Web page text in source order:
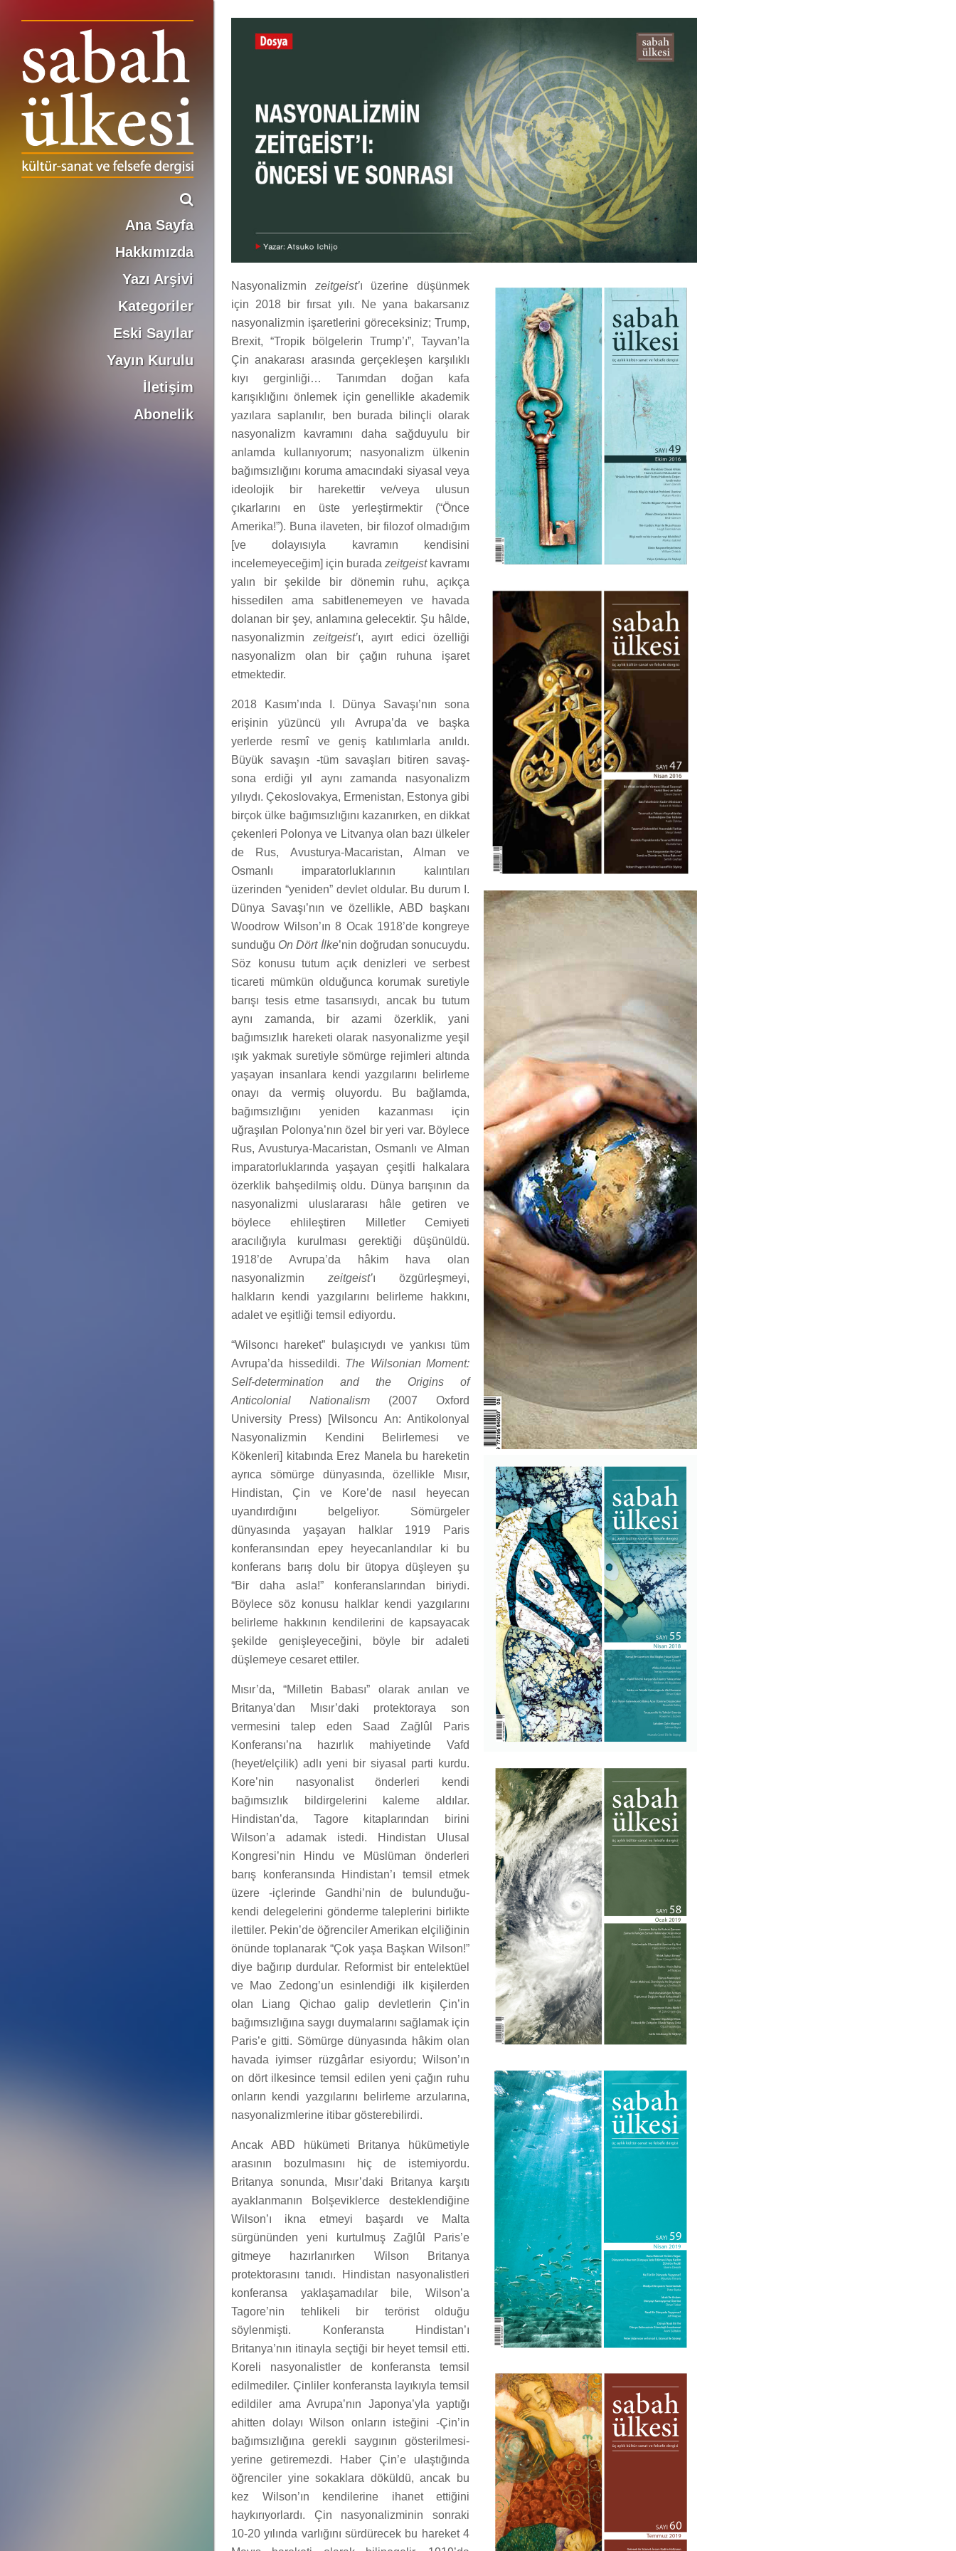
Ana Sayfa
Hakkımızda
Yazı Arşivi
Kategoriler
Eski Sayılar
Yayın Kurulu
İletişim
Abonelik
Nasyonalizmin zeitgeist’ı üzerine düşünmek
için 2018 bir fırsat yılı. Ne yana bakarsanız
nasyonalizmin işaretlerini göreceksiniz; Trump,
Brexit, “Tropik bölgelerin Trump’ı”, Tayvan’la
Çin anakarası arasında gerçekleşen karşılıklı
kıyı gerginliği… Tanımdan doğan kafa
karışıklığını önlemek için genellikle akademik
yazılara saplanılır, ben burada bilinçli olarak
nasyonalizm kavramını daha sağduyulu bir
anlamda kullanıyorum; nasyonalizm ülkenin
bağımsızlığını koruma amacındaki siyasal veya
ideolojik bir harekettir ve/veya ulusun
çıkarlarını en üste yerleştirmektir (“Önce
Amerika!”). Buna ilaveten, bir filozof olmadığım
[ve dolayısıyla kavramın kendisini
incelemeyeceğim] için burada zeitgeistkavramı
yalın bir şekilde bir dönemin ruhu, açıkça
hissedilen ama sabitlenemeyen ve havada
dolanan bir şey, anlamına gelecektir. Şu hâlde,
nasyonalizmin zeitgeist’ı, ayırt edici özelliği
nasyonalizm olan bir çağın ruhuna işaret
etmektedir.
2018 Kasım’ında I. Dünya Savaşı’nın sona
erişinin yüzüncü yılı Avrupa’da ve başka
yerlerde resmî ve geniş katılımlarla anıldı.
Büyük savaşın -tüm savaşları bitiren savaş-
sona erdiği yıl aynı zamanda nasyonalizm
yılıydı. Çekoslovakya, Ermenistan, Estonya gibi
birçok ülke bağımsızlığını kazanırken, en dikkat
çekenleri Polonya ve Litvanya olan bazı ülkeler
de Rus, Avusturya-Macaristan, Alman ve
Osmanlı imparatorluklarının kalıntıları
üzerinden “yeniden” devlet oldular. Bu durum I.
Dünya Savaşı’nın ve özellikle, ABD başkanı
Woodrow Wilson’ın 8 Ocak 1918’de kongreye
sunduğu On Dört İlke’nin doğrudan sonucuydu.
Söz konusu tutum açık denizleri ve serbest
ticareti mümkün olduğunca korumak suretiyle
barışı tesis etme tasarısıydı, ancak bu tutum
aynı zamanda, bir azami özerklik, yani
bağımsızlık hareketi olarak nasyonalizme yeşil
ışık yakmak suretiyle sömürge rejimleri altında
yaşayan insanlara kendi yazgılarını belirleme
onayı da vermiş oluyordu. Bu bağlamda,
bağımsızlığını yeniden kazanması için
uğraşılan Polonya’nın özel bir yeri var. Böylece
Rus, Avusturya-Macaristan, Osmanlı ve Alman
imparatorluklarında yaşayan çeşitli halkalara
özerklik bahşedilmiş oldu. Dünya barışının da
nasyonalizmi uluslararası hâle getiren ve
böylece ehlileştiren Milletler Cemiyeti
aracılığıyla kurulması gerektiği düşünüldü.
1918’de Avrupa’da hâkim hava olan
nasyonalizmin zeitgeist’ı özgürleşmeyi,
halkların kendi yazgılarını belirleme hakkını,
adalet ve eşitliği temsil ediyordu.
“Wilsoncı hareket” bulaşıcıydı ve yankısı tüm
Avrupa’da hissedildi. The Wilsonian Moment:
Self-determination and the Origins of
Anticolonial Nationalism (2007 Oxford
University Press) [Wilsoncu An: Antikolonyal
Nasyonalizmin Kendini Belirlemesi ve
Kökenleri] kitabında Erez Manela bu hareketin
ayrıca sömürge dünyasında, özellikle Mısır,
Hindistan, Çin ve Kore’de nasıl heyecan
uyandırdığını belgeliyor. Sömürgeler
dünyasında yaşayan halklar 1919 Paris
konferansından epey heyecanlandılar ki bu
konferans barış dolu bir ütopya düşleyen şu
“Bir daha asla!” konferanslarından biriydi.
Böylece söz konusu halklar kendi yazgılarını
belirleme hakkının kendilerini de kapsayacak
şekilde genişleyeceğini, böyle bir adaleti
düşlemeye cesaret ettiler.
Mısır’da, “Milletin Babası” olarak anılan ve
Britanya’dan Mısır’daki protektoraya son
vermesini talep eden Saad Zağlûl Paris
Konferansı’na hazırlık mahiyetinde Vafd
(heyet/elçilik) adlı yeni bir siyasal parti kurdu.
Kore’nin nasyonalist önderleri kendi
bağımsızlık bildirgelerini kaleme aldılar.
Hindistan’da, Tagore kitaplarından birini
Wilson’a adamak istedi. Hindistan Ulusal
Kongresi’nin Hindu ve Müslüman önderleri
barış konferansında Hindistan’ı temsil etmek
üzere -içlerinde Gandhi’nin de bulunduğu-
kendi delegelerini gönderme taleplerini birlikte
ilettiler. Pekin’de öğrenciler Amerikan elçiliğinin
önünde toplanarak “Çok yaşa Başkan Wilson!”
diye bağırıp durdular. Reformist bir entelektüel
ve Mao Zedong’un esinlendiği ilk kişilerden
olan Liang Qichao galip devletlerin Çin’in
bağımsızlığına saygı duymalarını sağlamak için
Paris’e gitti. Sömürge dünyasında hâkim olan
havada iyimser rüzgârlar esiyordu; Wilson’ın
on dört ilkesince temsil edilen yeni çağın ruhu
onların kendi yazgılarını belirleme arzularına,
nasyonalizmlerine itibar gösterebilirdi.
Ancak ABD hükümeti Britanya hükümetiyle
arasının bozulmasını hiç de istemiyordu.
Britanya sonunda, Mısır’daki Britanya karşıtı
ayaklanmanın Bolşeviklerce desteklendiğine
Wilson’ı ikna etmeyi başardı ve Malta
sürgününden yeni kurtulmuş Zağlûl Paris’e
gitmeye hazırlanırken Wilson Britanya
protektorasını tanıdı. Hindistan nasyonalistleri
konferansa yaklaşamadılar bile, Wilson’a
Tagore’nin tehlikeli bir terörist olduğu
söylenmişti. Konferansta Hindistan’ı
Britanya’nın itinayla seçtiği bir heyet temsil etti.
Koreli nasyonalistler de konferansta temsil
edilmediler. Çinliler konferansta layıkıyla temsil
edildiler ama Avrupa’nın Japonya’yla yaptığı
ahitten dolayı Wilson onların isteğini -Çin’in
bağımsızlığına gerekli saygının gösterilmesi-
yerine getiremezdi. Haber Çin’e ulaştığında
öğrenciler yine sokaklara döküldü, ancak bu
kez Wilson’ın kendilerine ihanet ettiğini
haykırıyorlardı. Çin nasyonalizminin sonraki
10-20 yılında varlığını sürdürecek bu hareket 4